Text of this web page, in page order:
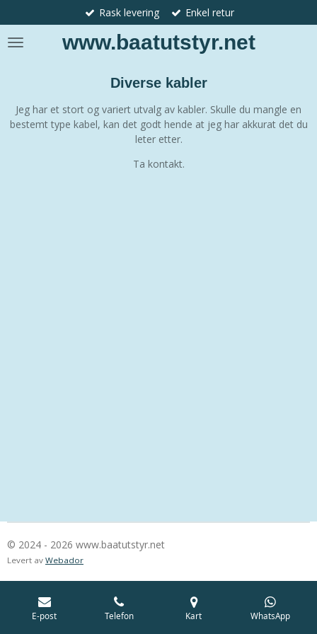
til
hovedinnholdwww.baatutstyr.net
Rask levering Enkel retur
Diverse kabler
Jeg har et stort og variert utvalg av kabler. Skulle du mangle en
bestemt type kabel, kan det godt hende at jeg har akkurat det du
leter etter.
Ta kontakt.
© 2024 - 2026 www.baatutstyr.net
Levert av Webador
E-post Telefon Kart WhatsApp